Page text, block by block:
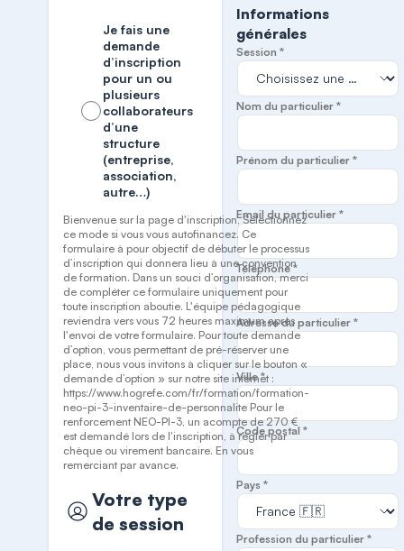
Je fais une
demande
d’inscription
pour un ou
plusieurs
collaborateurs
d’une
structure
(entreprise,
association,
autre…)
Bienvenue sur la page d'inscription, Sélectionnez
ce mode si vous vous autofinancez. Ce
formulaire à pour objectif de débuter le processus
d’inscription qui donnera lieu à une convention
de formation. Dans un souci d’organisation, merci
de compléter ce formulaire uniquement pour
toute inscription aboutie. L'équipe pédagogique
reviendra vers vous 72 heures maximum après
l'envoi de votre formulaire. Pour toute demande
d’option, vous permettant de pré-réserver une
place, nous vous invitons à cliquer sur le bouton «
demande d’option » sur notre site internet :
https://www.hogrefe.com/fr/formation/formation-
neo-pi-3-inventaire-de-personnalite Pour le
renforcement NEO-PI-3, un acompte de 270 €
est demandé lors de l'inscription, à régler par
chèque ou virement bancaire. En vous
remerciant par avance.
Votre type
de session
Informations
générales
Session *
Nom du particulier *
Prénom du particulier *
Email du particulier *
Téléphone *
Adresse du particulier *
Ville *
Code postal *
Pays *
Profession du particulier *